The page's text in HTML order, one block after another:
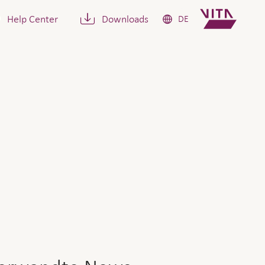
Help Center Downloads DE